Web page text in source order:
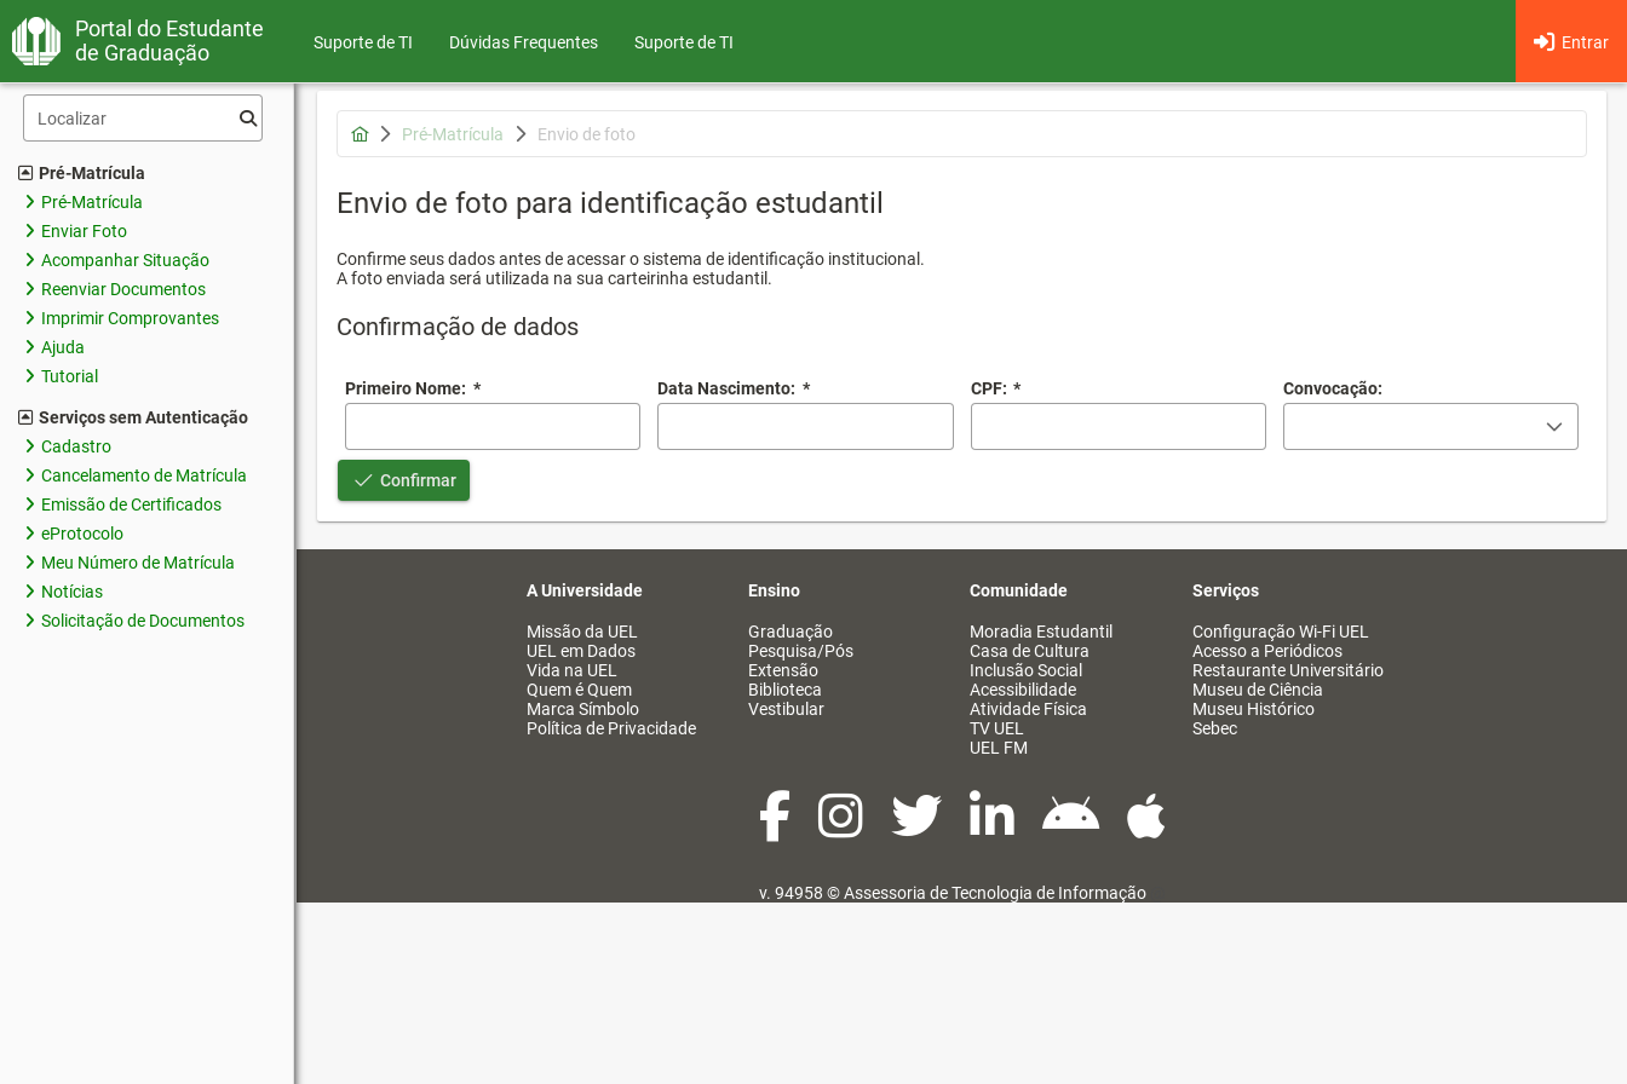
Portal do Estudante
de Graduação
Suporte de TI Dúvidas Frequentes Entrar
Suporte de TI
Pré-Matrícula
Pré-Matrícula
Enviar Foto
Acompanhar Situação
Reenviar Documentos
Imprimir Comprovantes
Ajuda
Tutorial
Serviços sem Autenticação
Cadastro
Cancelamento de Matrícula
Emissão de Certificados
eProtocolo
Meu Número de Matrícula
Notícias
Solicitação de Documentos
Pré-Matrícula Envio de foto
Envio de foto para identificação estudantil
Confirme seus dados antes de acessar o sistema de identificação institucional.
A foto enviada será utilizada na sua carteirinha estudantil.
Confirmação de dados
Primeiro Nome: * Data Nascimento: * CPF: * Convocação:
Confirmar
A Universidade
Missão da UEL
UEL em Dados
Vida na UEL
Quem é Quem
Marca Símbolo
Política de Privacidade
Ensino
Graduação
Pesquisa/Pós
Extensão
Biblioteca
Vestibular
Comunidade
Moradia Estudantil
Casa de Cultura
Inclusão Social
Acessibilidade
Atividade Física
TV UEL
UEL FM
Serviços
Configuração Wi-Fi UEL
Acesso a Periódicos
Restaurante Universitário
Museu de Ciência
Museu Histórico
Sebec
v. 94958 ©Assessoria de Tecnologia de Informação